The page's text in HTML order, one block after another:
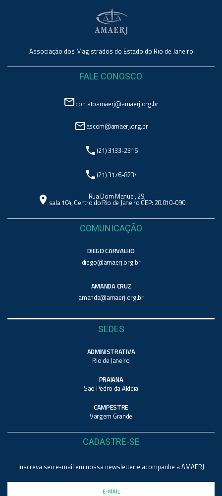
Associação dos Magistrados do Estado do Rio de Janeiro
FALE CONOSCO
mail_outlinecontatoamaerj@amaerj.org.br
mail_outlineascom@amaerj.org.br
phone (21) 3133-2315
phone (21) 3176-8234
location_on Rua Dom Manuel, 29,
sala 104, Centro do Rio de Janeiro CEP: 20.010-090
COMUNICAÇÃO
DIEGO CARVALHO
diego@amaerj.org.br
AMANDA CRUZ
amanda@amaerj.org.br
SEDES
ADMINISTRATIVA
Rio de Janeiro
PRAIANA
São Pedro da Aldeia
CAMPESTRE
Vargem Grande
CADASTRE-SE
Inscreva seu e-mail em nossa newsletter e acompanhe a AMAERJ